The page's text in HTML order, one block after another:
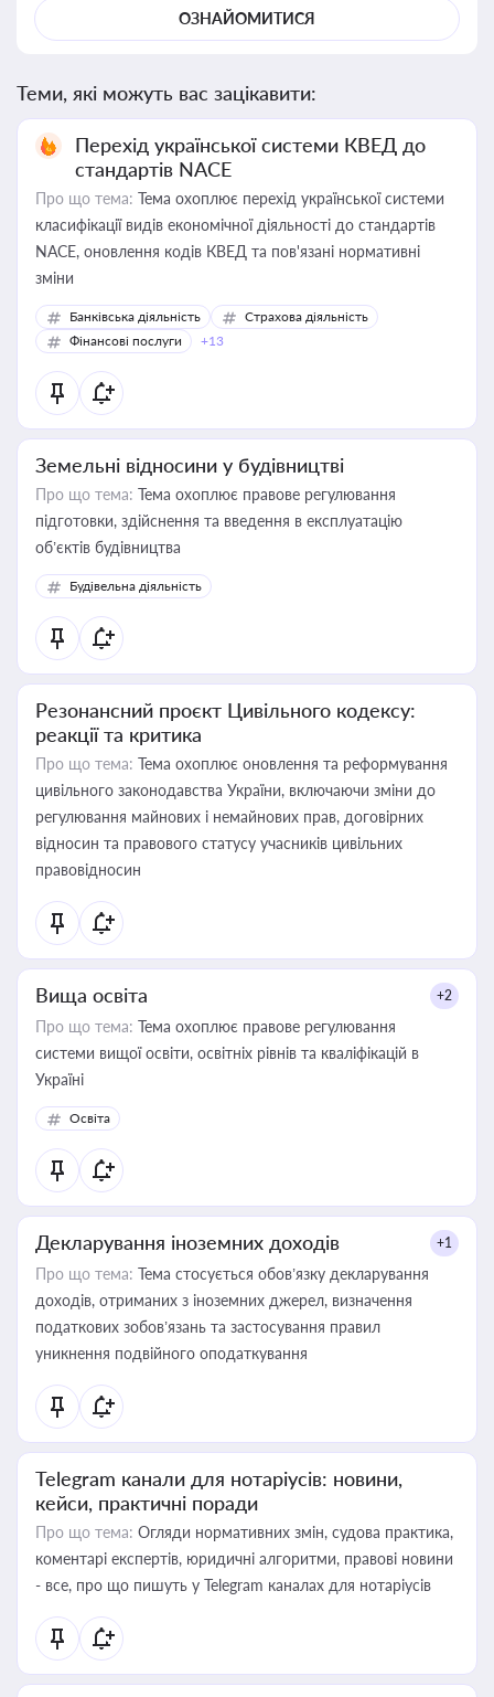
ОЗНАЙОМИТИСЯ
Теми, які можуть вас зацікавити:
Перехід української системи КВЕД до
стандартів NACE
Про що тема: Тема охоплює перехід української системи
класифікації видів економічної діяльності до стандартів
NACE, оновлення кодів КВЕД та пов'язані нормативні
зміни
Банківська діяльність
Страхова діяльність
Фінансові послуги
+13
Земельні відносини у будівництві
Про що тема: Тема охоплює правове регулювання
підготовки, здійснення та введення в експлуатацію
об’єктів будівництва
Будівельна діяльність
Резонансний проєкт Цивільного кодексу:
реакції та критика
Про що тема: Тема охоплює оновлення та реформування
цивільного законодавства України, включаючи зміни до
регулювання майнових і немайнових прав, договірних
відносин та правового статусу учасників цивільних
правовідносин
Вища освіта +2
Про що тема: Тема охоплює правове регулювання
системи вищої освіти, освітніх рівнів та кваліфікацій в
Україні
Освіта
Декларування іноземних доходів +1
Про що тема: Тема стосується обов’язку декларування
доходів, отриманих з іноземних джерел, визначення
податкових зобов’язань та застосування правил
уникнення подвійного оподаткування
Telegram канали для нотаріусів: новини,
кейси, практичні поради
Про що тема: Огляди нормативних змін, судова практика,
коментарі експертів, юридичні алгоритми, правові новини
- все, про що пишуть у Telegram каналах для нотаріусів